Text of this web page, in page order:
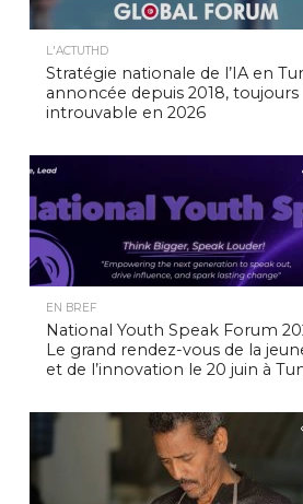
L'ACTUTHD
Stratégie nationale de l’IA en
annoncée depuis 2018, toujours
introuvable en 2026
EN BREF
National Youth Speak Forum
Le grand rendez-vous de la
et de l’innovation le 20 juin à